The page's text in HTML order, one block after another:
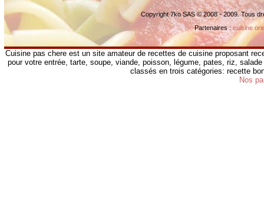
Copyright 7ko SAS © 2008 - 2009. Tous
Partenaires :cuisine
Cuisine pas chere est un site amateur de recettes de cuisine proposant
pour votre entrée, tarte, soupe, viande, poisson, légume, pates, riz,
classés en trois catégories: recette
Nos